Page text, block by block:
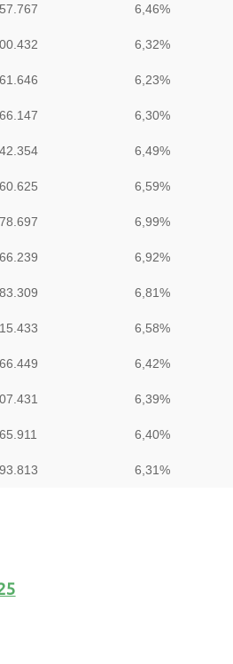
6,46%
6,32%
6,23%
6,30%
6,49%
6,59%
6,99%
6,92%
6,81%
6,58%
6,42%
6,39%
6,40%
6,31%